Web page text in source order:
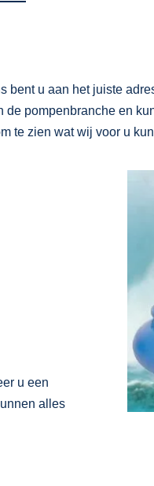
u aan het juiste
pompenbranche en
te zien wat wij voor u
u een
alles